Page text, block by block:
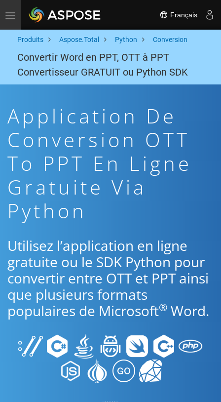
Toggle navigation Français
Produits Aspose.Total Python Conversion
Convertir Word en PPT, OTT à PPT
Convertisseur GRATUIT ou Python SDK
Application De
Conversion OTT
To PPT En Ligne
Gratuite Via
Python
Utilisez l’application en ligne
gratuite ou le SDK Python pour
convertir entre OTT et PPT ainsi
que plusieurs formats
populaires de Microsoft® Word.